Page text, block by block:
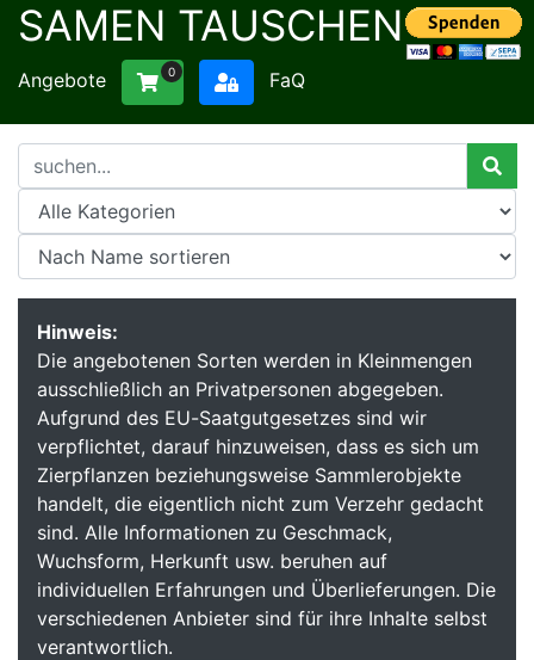
SAMEN TAUSCHEN
Angebote 0 FaQ
Hinweis:
Die angebotenen Sorten werden in Kleinmengen
ausschließlich an Privatpersonen abgegeben.
Aufgrund des EU-Saatgutgesetzes sind wir
verpflichtet, darauf hinzuweisen, dass es sich um
Zierpflanzen beziehungsweise Sammlerobjekte
handelt, die eigentlich nicht zum Verzehr gedacht
sind. Alle Informationen zu Geschmack,
Wuchsform, Herkunft usw. beruhen auf
individuellen Erfahrungen und Überlieferungen. Die
verschiedenen Anbieter sind für ihre Inhalte selbst
verantwortlich.